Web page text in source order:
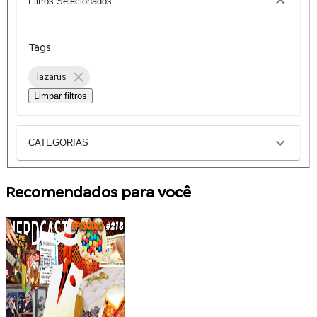
Tags
lazarus
Limpar filtros
CATEGORIAS
Recomendados para você